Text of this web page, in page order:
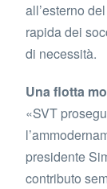
all’esterno
rapida dei
di necessità.
Una flotta
«SVT
presidente
contributo